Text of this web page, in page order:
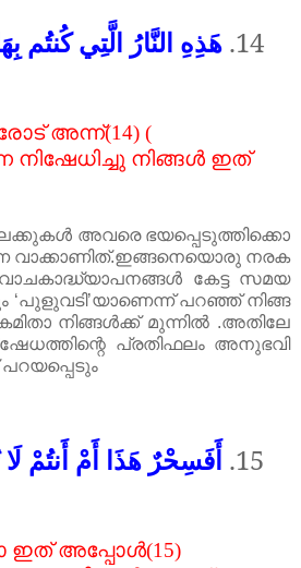
14. هَذِهِ النَّارُ الَّتِي كُنتُم
(14) (
അന്ന്
ഇത്
നിങ്ങൾ
നിഷേധിച്ചു
അവരെ ഭയപ്പെടുത്തിക്കൊ
വാക്കാണിത്.ഇങ്ങനെയൊരു നരക
കാദ്ധ്യാപനങ്ങൾ കേട്ട
സമയ
‘പുളുവടി’യാണെന്ന് പറഞ്ഞ് നിങ്ങ
നിങ്ങൾക്ക് മുന്നിൽ .അതിലേ
പ്രതിഫലം അനുഭവി
പറയപ്പെടും
15. أَفَسِحْرٌ هَذَا أَمْ أَنتُمْ
(15)
അപ്പോൾ
ഇത്